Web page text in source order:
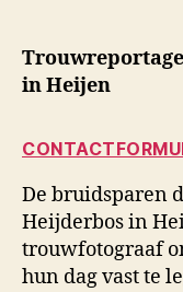
in Heijen
De bruidsparen
Heijderbos in
trouwfotograaf
hun dag vast te